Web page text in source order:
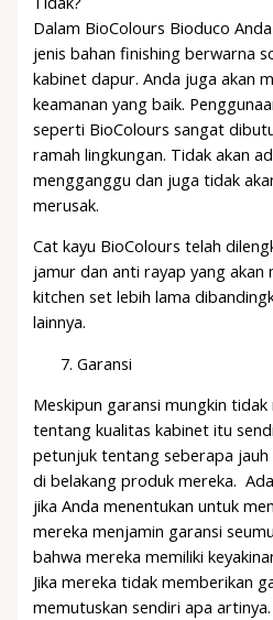
Dalam BioColours Bioduco
jenis bahan finishing berwarna
kabinet dapur. Anda juga akan
keamanan yang baik.
seperti BioColours sangat
ramah lingkungan. Tidak akan
mengganggu dan juga tidak
merusak.
Cat kayu BioColours telah
jamur dan anti rayap yang akan
kitchen set lebih lama
lainnya.
Garansi
Meskipun garansi mungkin
tentang kualitas kabinet itu
petunjuk tentang seberapa
di belakang produk mereka.
jika Anda menentukan untuk
mereka menjamin garansi
bahwa mereka memiliki
Jika mereka tidak memberikan
memutuskan sendiri apa artinya.